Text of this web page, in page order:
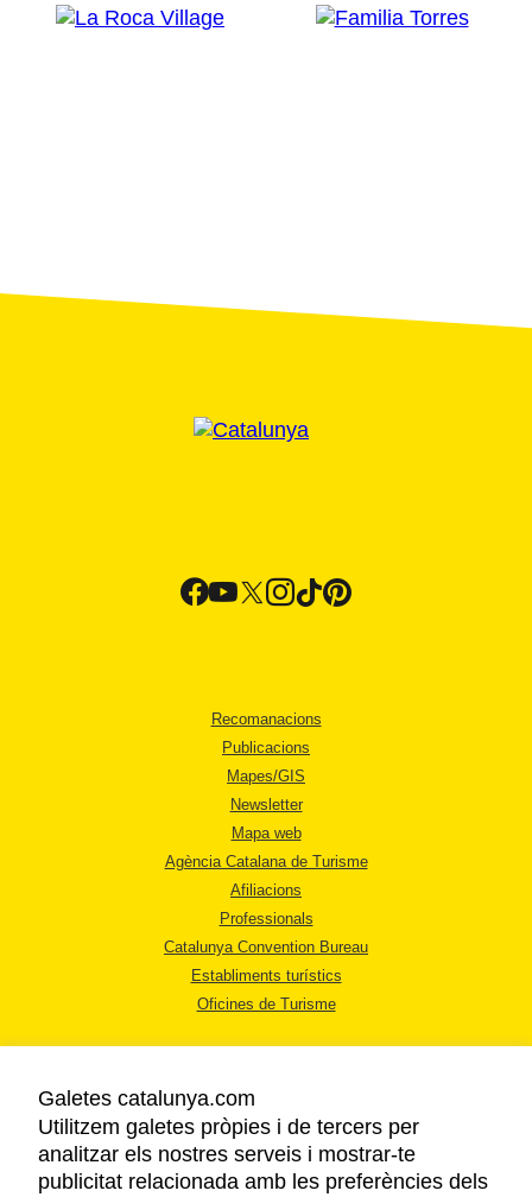
Recomanacions
Publicacions
Mapes/GIS
Newsletter
Mapa web
Agència Catalana de Turisme
Afiliacions
Professionals
Catalunya Convention Bureau
Establiments turístics
Oficines de Turisme
AVÍS LEGAL
Galetes catalunya.com
Utilitzem galetes pròpies i de tercers per
analitzar els nostres serveis i mostrar-te
publicitat relacionada amb les preferències dels